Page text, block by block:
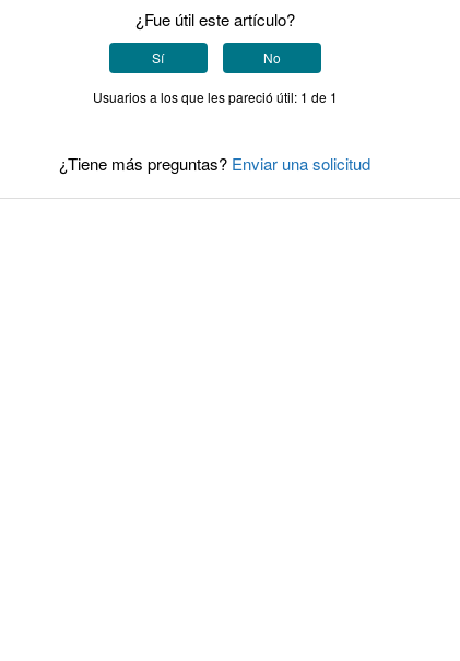
¿Fue útil este artículo?
Sí No
Usuarios a los que les pareció útil: 1 de 1
¿Tiene más preguntas? Enviar una solicitud